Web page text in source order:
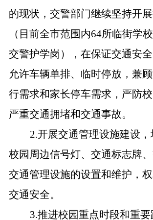
的现状，交警部门继续坚持开
（目前全市范围内64所临街学
交警护学岗），在保证交通安全
允许车辆单排、临时停放，兼
行需求和家长停车需求，严防
严重交通拥堵和交通事故。
2.开展交通管理设施建设
校园周边信号灯、交通标志牌
交通管理设施的设置和维护，
交通安全。
3.推进校园重点时段和重要